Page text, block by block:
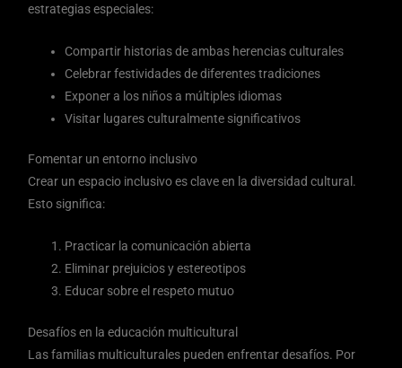
estrategias especiales:
Compartir historias de ambas herencias culturales
Celebrar festividades de diferentes tradiciones
Exponer a los niños a múltiples idiomas
Visitar lugares culturalmente significativos
Fomentar un entorno inclusivo
Crear un espacio inclusivo es clave en la diversidad cultural.
Esto significa:
Practicar la comunicación abierta
Eliminar prejuicios y estereotipos
Educar sobre el respeto mutuo
Desafíos en la educación multicultural
Las familias multiculturales pueden enfrentar desafíos. Por